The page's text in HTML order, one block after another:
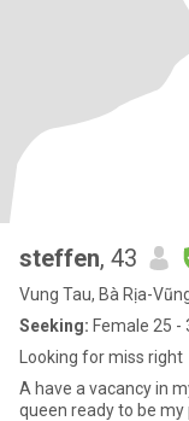
steffen, 43
Vung Tau, Bà Rịa-
Seeking: Female 25 -
Looking for miss right
A have a vacancy in
queen ready to be my